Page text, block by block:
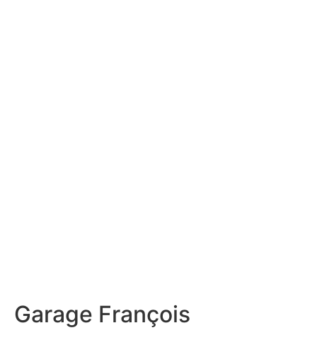
Garage François